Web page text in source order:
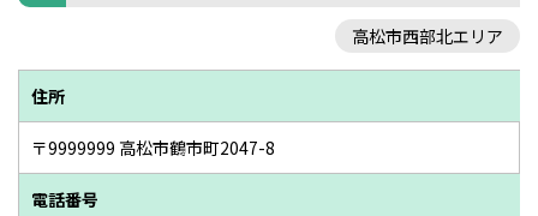
高松市西部北エリア
住所
〒9999999 高松市鶴市町2047-8
電話番号